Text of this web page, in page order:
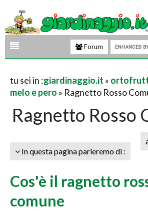
Forum
tu sei in :giardinaggio.it »
melo e pero » Ragnetto Rosso
Ragnetto Rosso
In questa pagina parleremo di :
Cos'è il ragnetto
comune